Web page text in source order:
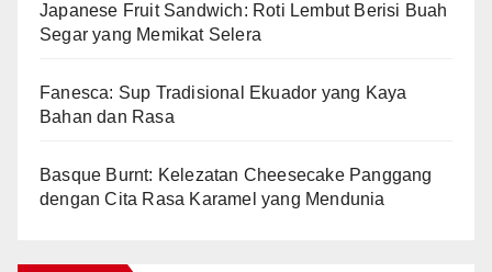
Japanese Fruit Sandwich: Roti Lembut Berisi Buah
Segar yang Memikat Selera
Fanesca: Sup Tradisional Ekuador yang Kaya
Bahan dan Rasa
Basque Burnt: Kelezatan Cheesecake Panggang
dengan Cita Rasa Karamel yang Mendunia